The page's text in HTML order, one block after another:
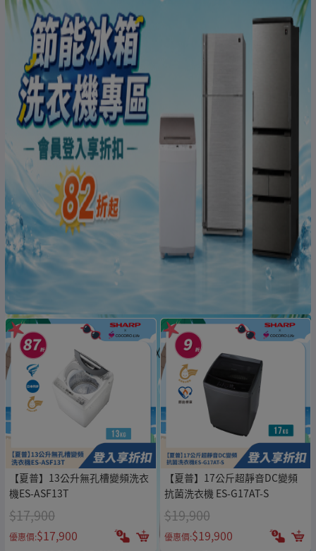
【夏普】13公升無孔槽變頻洗衣
機ES-ASF13T
$17,900
優惠價:$17,900
【夏普】17公斤超靜音DC變頻
抗菌洗衣機 ES-G17AT-S
$19,900
優惠價:$19,900